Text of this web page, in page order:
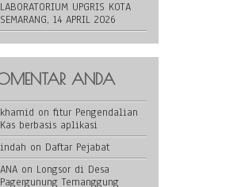
LABORATORIUM UPGRIS KOTA
SEMARANG, 14 APRIL 2026
ANDA
khamid on fitur Pengendalian
Kas berbasis aplikasi
indah on Daftar Pejabat
ANA on Longsor di Desa
Pagergunung Temanggung